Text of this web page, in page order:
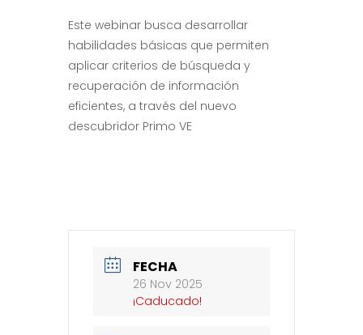
Este webinar busca desarrollar
habilidades básicas que permiten
aplicar criterios de búsqueda y
recuperación de información
eficientes, a través del nuevo
descubridor Primo VE
FECHA
26 Nov 2025
¡Caducado!